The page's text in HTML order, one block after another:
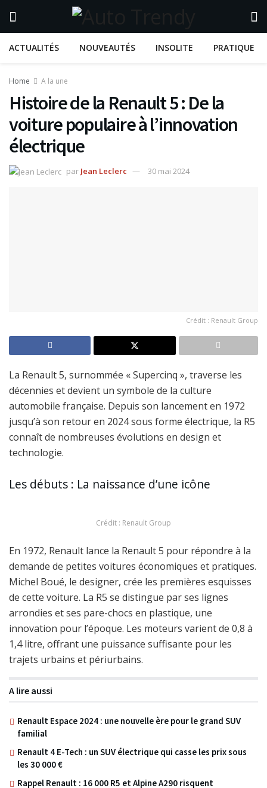
ACTUALITÉS NOUVEAUTÉS INSOLITE PRATIQUE
Home A la une
Histoire de la Renault 5 : De la
voiture populaire à l’innovation
électrique
par Jean Leclerc 30 mai 2024
Crédit : Renault Group
La Renault 5, surnommée « Supercinq », traverse les
décennies et devient un symbole de la culture
automobile française. Depuis son lancement en 1972
jusqu’à son retour en 2024 sous forme électrique, la R5
connaît de nombreuses évolutions en design et
technologie.
Les débuts : La naissance d’une icône
Crédit : Renault Group
En 1972, Renault lance la Renault 5 pour répondre à la
demande de petites voitures économiques et pratiques.
Michel Boué, le designer, crée les premières esquisses
de cette voiture. La R5 se distingue par ses lignes
arrondies et ses pare-chocs en plastique, une
innovation pour l’époque. Les moteurs varient de 0,8 à
1,4 litre, offrant une puissance suffisante pour les
trajets urbains et périurbains.
A lire aussi
Renault Espace 2024 : une nouvelle ère pour le grand SUV
familial
Renault 4 E-Tech : un SUV électrique qui casse les prix sous
les 30 000 €
Rappel Renault : 16 000 R5 et Alpine A290 risquent